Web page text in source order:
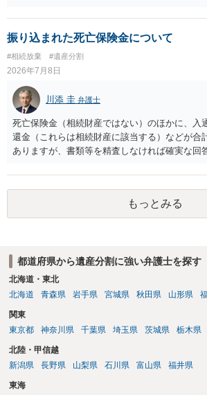
も相続権があります。つまり、孫５人に加えて
相続権がある可能性があります。
振り込まれた死亡保険金について
#相続放棄 #遺産分割
2026年7月8日
川添 圭 弁護士
死亡保険金（相続財産ではない）のほかに、入
還金（これらは相続財産に該当する）などが合
ありますが、書類等を精査しなければ確実な回
もっとみる
都道府県から遺産分割に強い弁護士を探す
北海道・東北
北海道
青森県 岩手県 宮城県 秋田県 山形県
関東
東京都
神奈川県 千葉県 埼玉県 茨城県 栃木県
北陸・甲信越
新潟県
長野県 山梨県 石川県 富山県 福井県
東海